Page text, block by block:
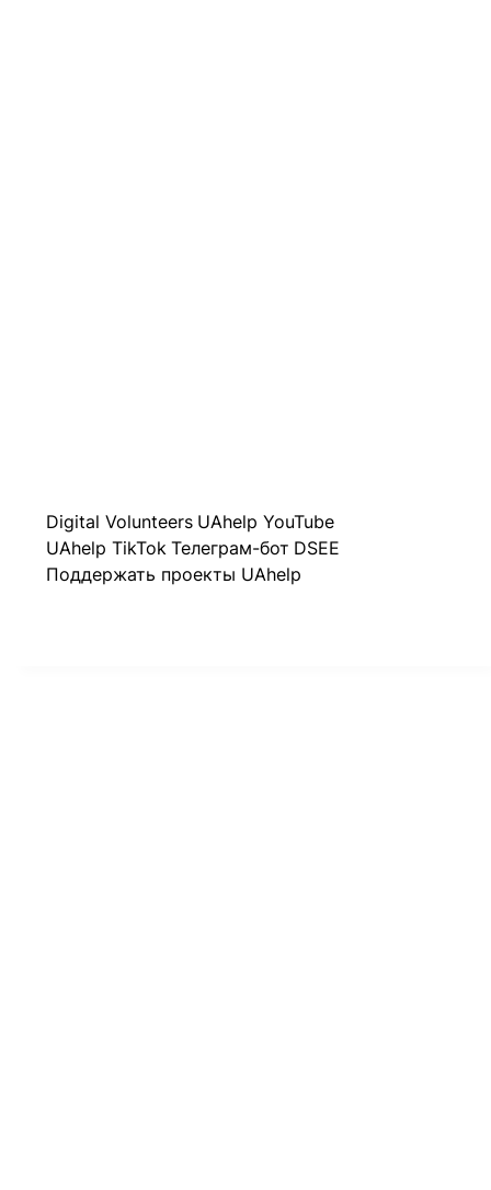
Digital Volunteers UAhelp YouTube
UAhelp TikTok Телеграм-бот DSEE
Поддержать проекты UAhelp